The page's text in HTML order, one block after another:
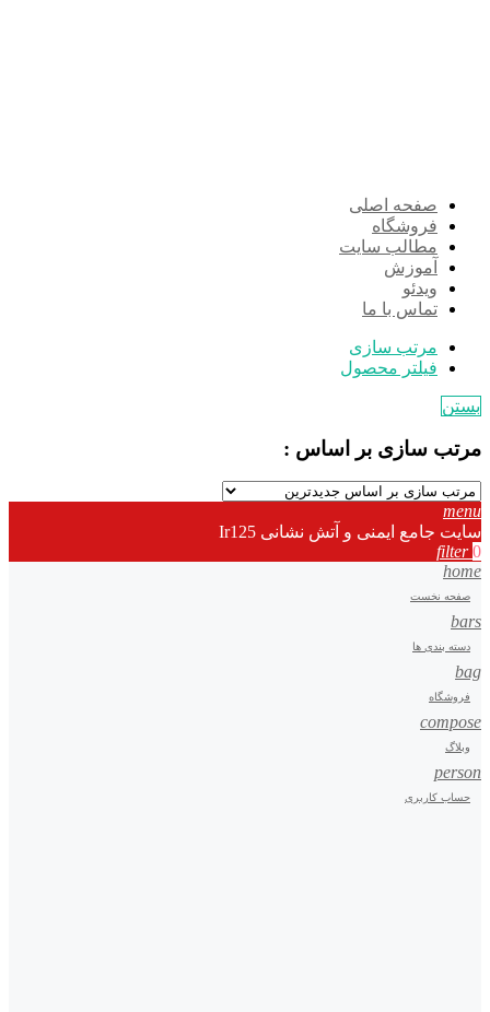
صفحه اصلی
فروشگاه
مطالب سایت
آموزش
ویدئو
تماس با ما
مرتب سازی
فیلتر محصول
بستن
مرتب سازی بر اساس :
menu
سایت جامع ایمنی و آتش نشانی Ir125
filter 0
home
صفحه نخست
bars
دسته بندی ها
bag
فروشگاه
compose
وبلاگ
person
حساب کاربری